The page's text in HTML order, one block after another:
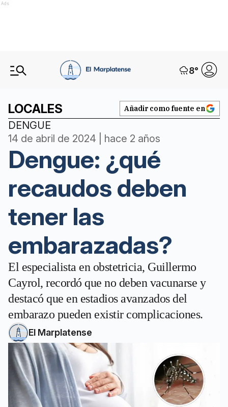
Ads
8°
LOCALES Añadir como fuente en
DENGUE
14 de abril de 2024 | hace 2 años
Dengue: ¿qué
recaudos deben
tener las
embarazadas?
El especialista en obstetricia, Guillermo
Cayrol, recordó que no deben vacunarse y
destacó que en estadios avanzados del
embarazo pueden existir complicaciones.
El Marplatense